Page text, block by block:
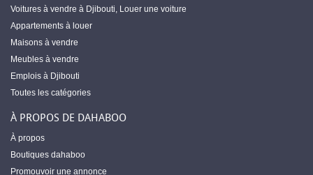
Voitures à vendre à Djibouti, Louer une voiture
Appartements à louer
Maisons à vendre
Meubles à vendre
Emplois à Djibouti
Toutes les catégories
À PROPOS DE DAHABOO
À propos
Boutiques dahaboo
Promouvoir une annonce